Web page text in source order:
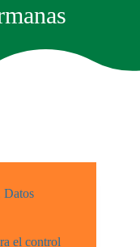
Datos
el control